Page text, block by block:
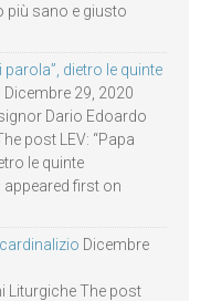
più sano e giusto
parola”, dietro le quinte
Dicembre 29, 2020
Dario Edoardo
post LEV: “Papa
le quinte
appeared first on
Dicembre
Liturgiche The post